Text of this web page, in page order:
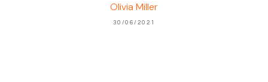
Olivia Miller
30/06/2021